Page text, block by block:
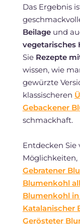
Das Ergebnis
Beilageund
vegetarisches
Sie Rezepte
wissen, wie
gewürzte
klassischeren
Gebackener
schmackhaft.
Entdecken Sie
Möglichkeiten,
Gebratener
Blumenkohl
Blumenkohl
Katalanischer
Gerösteter